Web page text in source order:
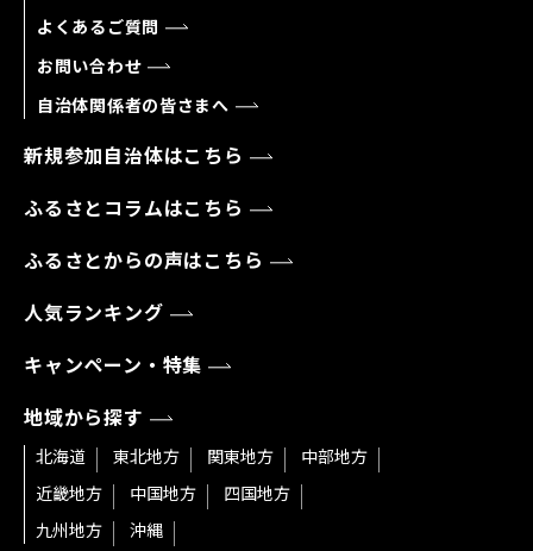
よくあるご質問
お問い合わせ
自治体関係者の皆さまへ
新規参加自治体はこちら
ふるさとコラムはこちら
ふるさとからの声はこちら
人気ランキング
キャンペーン・特集
地域から探す
北海道 東北地方 関東地方
中部地方
近畿地方
中国地方
四国地方
九州地方
沖縄